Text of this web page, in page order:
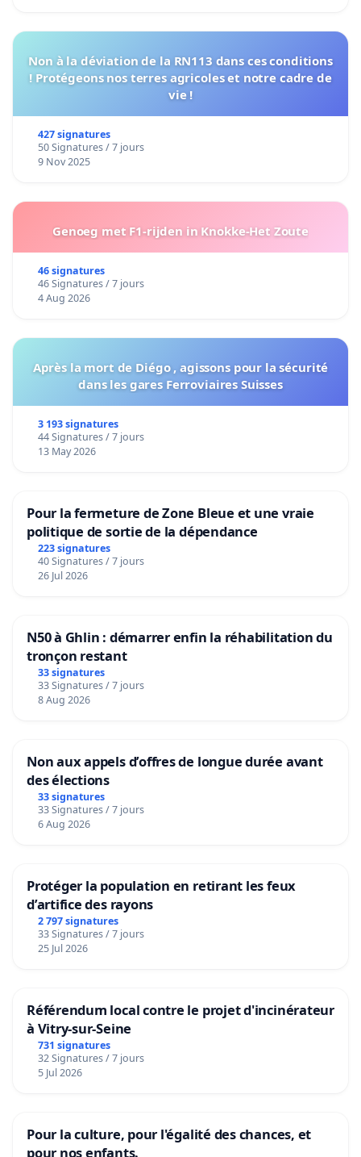
Non à la déviation de la RN113 dans ces conditions
! Protégeons nos terres agricoles et notre cadre de
vie !
427 signatures
50 Signatures / 7 jours
9 Nov 2025
Genoeg met F1-rijden in Knokke-Het Zoute
46 signatures
46 Signatures / 7 jours
4 Aug 2026
Après la mort de Diégo , agissons pour la sécurité
dans les gares Ferroviaires Suisses
3 193 signatures
44 Signatures / 7 jours
13 May 2026
Pour la fermeture de Zone Bleue et une vraie
politique de sortie de la dépendance
223 signatures
40 Signatures / 7 jours
26 Jul 2026
N50 à Ghlin : démarrer enfin la réhabilitation du
tronçon restant
33 signatures
33 Signatures / 7 jours
8 Aug 2026
Non aux appels d’offres de longue durée avant
des élections
33 signatures
33 Signatures / 7 jours
6 Aug 2026
Protéger la population en retirant les feux
d’artifice des rayons
2 797 signatures
33 Signatures / 7 jours
25 Jul 2026
Référendum local contre le projet d'incinérateur
à Vitry-sur-Seine
731 signatures
32 Signatures / 7 jours
5 Jul 2026
Pour la culture, pour l'égalité des chances, et
pour nos enfants.